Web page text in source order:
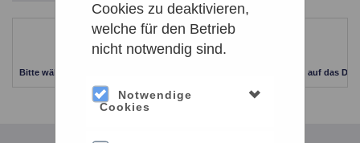
Cookies zu deaktivieren,
welche für den Betrieb
nicht notwendig sind.
Notwendige
Cookies
Bitte wählen Sie einen anderen Zeitraum aus. Klicken Sie Bitte dazu auf das